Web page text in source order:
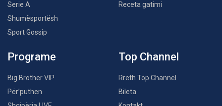
Serie A
Shumësportësh
Sport Gossip
Receta gatimi
Programe
Big Brother VIP
Për’puthen
Top Channel
Rreth Top Channel
Bileta